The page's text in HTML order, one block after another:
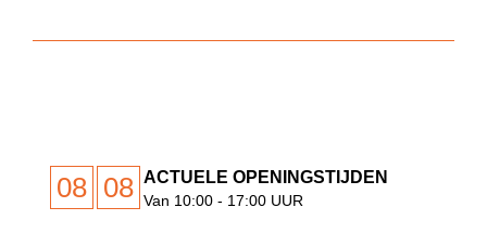
08 08 ACTUELE OPENINGSTIJDEN
Van 10:00 - 17:00 UUR